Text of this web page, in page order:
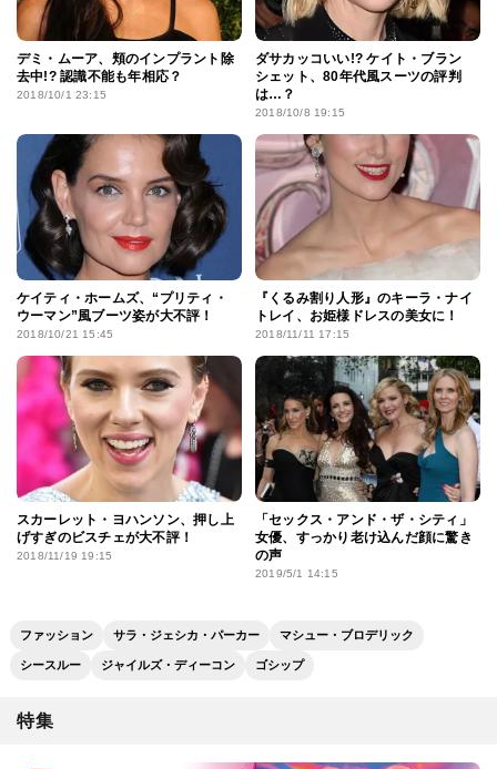
デミ・ムーア、頬のインプラント除
去中!? 認識不能も年相応？
2018/10/1 23:15
ダサカッコいい!? ケイト・ブラン
シェット、80年代風スーツの評判
は…？
2018/10/8 19:15
ケイティ・ホームズ、“プリティ・
ウーマン”風ブーツ姿が大不評！
2018/10/21 15:45
『くるみ割り人形』のキーラ・ナイ
トレイ、お姫様ドレスの美女に！
2018/11/11 17:15
スカーレット・ヨハンソン、押し上
げすぎのビスチェが大不評！
2018/11/19 19:15
「セックス・アンド・ザ・シティ」
女優、すっかり老け込んだ顔に驚き
の声
2019/5/1 14:15
ファッション サラ・ジェシカ・パーカー マシュー・ブロデリック
シースルー ジャイルズ・ディーコン ゴシップ
特集